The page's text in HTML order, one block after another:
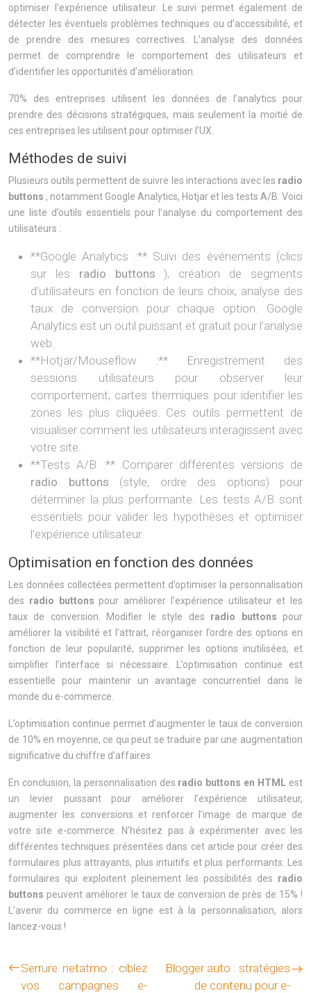
optimiser l’expérience utilisateur. Le suivi permet également de
détecter les éventuels problèmes techniques ou d’accessibilité, et
de prendre des mesures correctives. L’analyse des données
permet de comprendre le comportement des utilisateurs et
d’identifier les opportunités d’amélioration.
70% des entreprises utilisent les données de l’analytics pour
prendre des décisions stratégiques, mais seulement la moitié de
ces entreprises les utilisent pour optimiser l’UX.
Méthodes de suivi
Plusieurs outils permettent de suivre les interactions avec les radio
buttons , notamment Google Analytics, Hotjar et les tests A/B. Voici
une liste d’outils essentiels pour l’analyse du comportement des
utilisateurs :
**Google Analytics :** Suivi des événements (clics
sur les radio buttons), création de segments
d’utilisateurs en fonction de leurs choix, analyse des
taux de conversion pour chaque option. Google
Analytics est un outil puissant et gratuit pour l’analyse
web.
**Hotjar/Mouseflow :** Enregistrement des
sessions utilisateurs pour observer leur
comportement, cartes thermiques pour identifier les
zones les plus cliquées. Ces outils permettent de
visualiser comment les utilisateurs interagissent avec
votre site.
**Tests A/B :** Comparer différentes versions de
radio buttons (style, ordre des options) pour
déterminer la plus performante. Les tests A/B sont
essentiels pour valider les hypothèses et optimiser
l’expérience utilisateur.
Optimisation en fonction des données
Les données collectées permettent d’optimiser la personnalisation
des radio buttons pour améliorer l’expérience utilisateur et les
taux de conversion. Modifier le style des radio buttons pour
améliorer la visibilité et l’attrait, réorganiser l’ordre des options en
fonction de leur popularité, supprimer les options inutilisées, et
simplifier l’interface si nécessaire. L’optimisation continue est
essentielle pour maintenir un avantage concurrentiel dans le
monde du e-commerce.
L’optimisation continue permet d’augmenter le taux de conversion
de 10% en moyenne, ce qui peut se traduire par une augmentation
significative du chiffre d’affaires.
En conclusion, la personnalisation des radio buttons en HTML est
un levier puissant pour améliorer l’expérience utilisateur,
augmenter les conversions et renforcer l’image de marque de
votre site e-commerce. N’hésitez pas à expérimenter avec les
différentes techniques présentées dans cet article pour créer des
formulaires plus attrayants, plus intuitifs et plus performants. Les
formulaires qui exploitent pleinement les possibilités des radio
buttons peuvent améliorer le taux de conversion de près de 15% !
L’avenir du commerce en ligne est à la personnalisation, alors
lancez-vous !
Serrure netatmo : ciblez
vos campagnes e-
Blogger auto : stratégies
de contenu pour e-